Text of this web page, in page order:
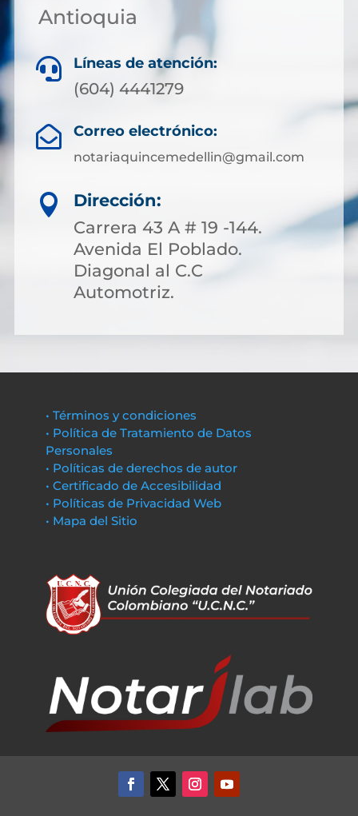
Antioquia
 Líneas de atención:
(604) 4441279
 Correo electrónico:
notariaquincemedellin@gmail.com

Dirección:
Carrera 43 A # 19 -144.
Avenida El Poblado.
Diagonal al C.C
Automotriz.
• Términos y condiciones
• Política de Tratamiento de Datos
Personales
• Políticas de derechos de autor
• Certificado de Accesibilidad
• Políticas de Privacidad Web
• Mapa del Sitio